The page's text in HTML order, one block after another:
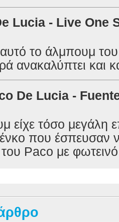
Lucia - Live One
το άλμπουμ
ανακαλύπτει και
De Lucia -
είχε τόσο μεγάλη
που έσπευσαν
Paco με